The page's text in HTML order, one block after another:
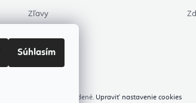
Súhlasím
Zľavy
. Všetky práva vyhradené. Upraviť nastavenie cookies